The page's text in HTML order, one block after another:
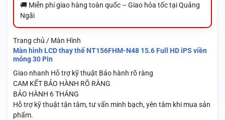
🚚 Miễn phí giao hàng toàn quốc – Giao hỏa tốc tại Quảng
Ngãi
Trang chủ / Màn Hình
Màn hình LCD thay thế NT156FHM-N48 15.6 Full HD iPS viền
mỏng 30 Pin
Giao nhanh Hỗ trợ kỹ thuật Bảo hành rõ ràng
CAM KẾT BẢO HÀNH RÕ RÀNG
BẢO HÀNH 6 THÁNG
Hỗ trợ kỹ thuật tận tâm, tư vấn minh bạch, yên tâm khi mua sản
phẩm.